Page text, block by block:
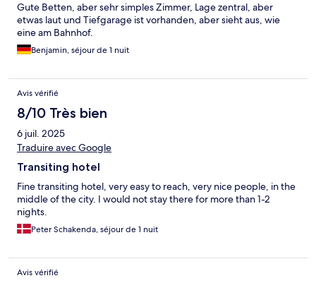
Gute Betten, aber sehr simples Zimmer, Lage zentral, aber
etwas laut und Tiefgarage ist vorhanden, aber sieht aus, wie
eine am Bahnhof.
Benjamin, séjour de 1 nuit
Avis vérifié
8/10 Très bien
6 juil. 2025
Traduire avec Google
Transiting hotel
Fine transiting hotel, very easy to reach, very nice people, in the
middle of the city. I would not stay there for more than 1-2
nights.
Peter Schakenda, séjour de 1 nuit
Avis vérifié